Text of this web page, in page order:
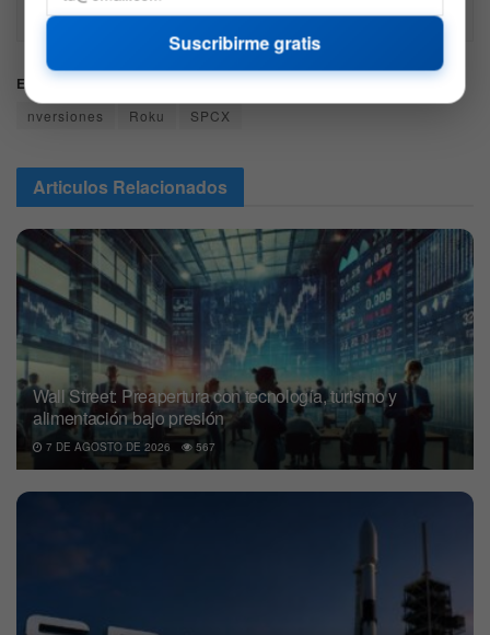
Recuerda hacer siempre tu propia investigación.
Etiquetas: Aeroespacial AMD ARKK BTC
ETFs
nversiones
Roku SPCX
Articulos Relacionados
Wall Street: Preapertura con tecnología, turismo y
alimentación bajo presión
7 DE AGOSTO DE 2026 567
Suscribirme gratis